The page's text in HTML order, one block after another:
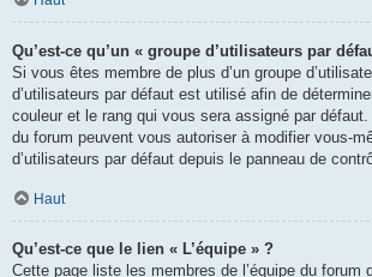
Qu’est-ce qu’un « groupe d’utilisateurs par
Si vous êtes membre de plus d’un groupe
d’utilisateurs par défaut est utilisé afin de
couleur et le rang qui vous sera assigné par
du forum peuvent vous autoriser à modifier vous-
d’utilisateurs par défaut depuis le panneau de
Haut
Qu’est-ce que le lien « L’équipe » ?
Cette page liste les membres de l’équipe du forum